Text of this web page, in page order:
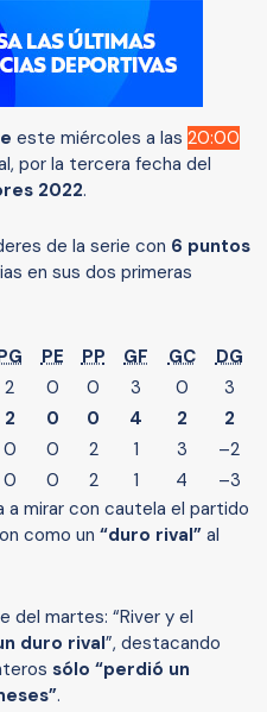
este miércoles a las 20:00
por la tercera fecha del
2022.
de la serie con 6 puntos
en sus dos primeras
PE PP GF GC
DG
2 0 0 3 0
3
2 0 0 4 2
2
0 0 2 1 3
–2
0 0 2 1 4
–3
a mirar con cautela el partido
como un “duro rival” al
del martes: “River y el
duro rival”, destacando
sólo “perdió un
.